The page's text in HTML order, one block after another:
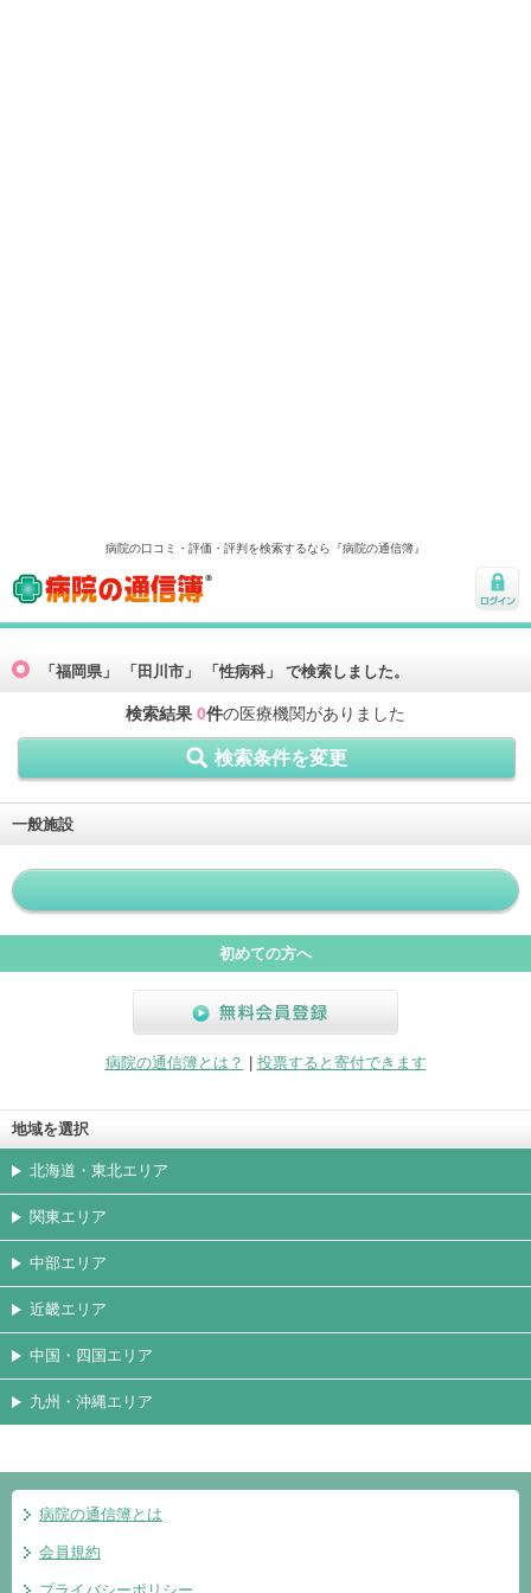
病院の口コミ・評価・評判を検索するなら『病院の通信簿』
病院の通信簿
ログ
「福岡県」 「田川市」 「性病科」 で検索しました。
検索結果 0件の医療機関がありました
検索条件を変更
一般施設
初めての方へ
病院の通信簿とは？
投票すると寄付できます
地域を選択
北海道・東北エリア
関東エリア
中部エリア
近畿エリア
中国・四国エリア
九州・沖縄エリア
病院の通信簿とは
会員規約